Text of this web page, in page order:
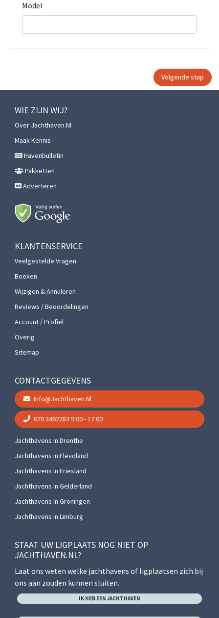
Model
WIE ZIJN WIJ?
Over Jachthaven.nl
Maak Kennis
Havenbulletin
Pakketten
Adverteren
KLANTENSERVICE
Veelgestelde Vragen
Boeken
Wijzigen & Annuleren
Reviews / Beoordelingen
Account / Profiel
Overig
Sitemap
CONTACTGEGEVENS
Info@jachthaven.nl
070 3462283 9:00 - 17:00
Jachthavens In Drenthe
Jachthavens In Flevoland
Jachthavens In Friesland
Jachthavens In Gelderland
Jachthavens In Groningen
Jachthavens In Limburg
STAAT UW LIGPLAATS NOG NIET OP
JACHTHAVEN.NL?
Laat ons weten welke jachthavens of ligplaatsen zich bij
ons aan zouden kunnen sluiten.
IK HEB EEN JACHTHAVEN